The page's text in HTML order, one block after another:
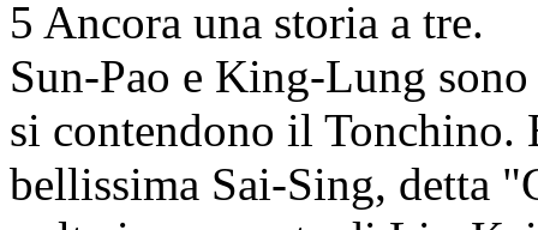
5 Ancora una storia a tre.
Sun-Pao e King-Lung
si contendono il Tonchino.
bellissima Sai-Sing, detta